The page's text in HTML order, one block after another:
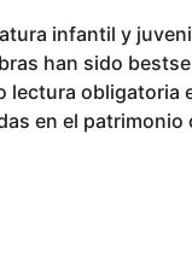
infantil y
han sido
obligatoria
en el patrimonio